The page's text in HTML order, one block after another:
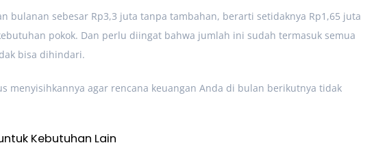
bulanan sebesar Rp3,3 juta tanpa tambahan, berarti setidaknya Rp1,65 juta
pokok. Dan perlu diingat bahwa jumlah ini sudah termasuk semua
bisa dihindari.
menyisihkannya agar rencana keuangan Anda di bulan berikutnya tidak
Kebutuhan Lain